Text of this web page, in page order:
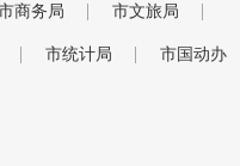
商务局 市文旅局
市统计局 市国动办